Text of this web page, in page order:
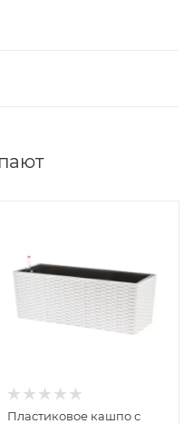
Пластиковое кашпо с